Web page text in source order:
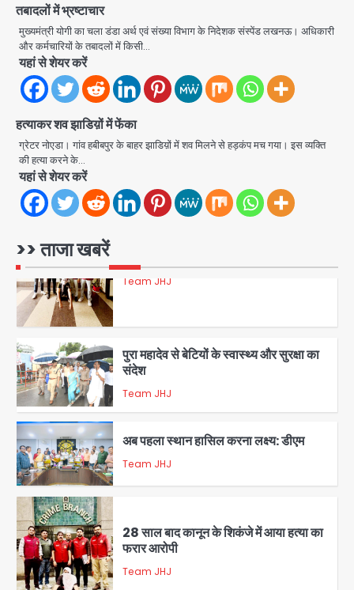
तबादलों में भ्रष्टाचार
मुख्यमंत्री योगी का चला डंडा अर्थ एवं संख्या विभाग के निदेशक संस्पेंड लखनऊ। अधिकारी
और कर्मचारियों के तबादलों में किसी…
यहां से शेयर करें
हत्याकर शव झाडिय़ों में फेंका
ग्रेटर नोएडा। गांव हबीबपुर के बाहर झाडिय़ों में शव मिलने से हड़कंप मच गया। इस व्यक्ति
की हत्या करने के…
यहां से शेयर करें
>> ताजा खबरें
3
4
डबल मर्डर का मुख्य साजिशकर्ता क्राइम ब्रांच
के हत्थे
Team JHJ
5
Team JHJ
1
पुरा महादेव से बेटियों के स्वास्थ्य और सुरक्षा का
संदेश
Team JHJ
2
अब पहला स्थान हासिल करना लक्ष्य: डीएम
Team JHJ
28 साल बाद कानून के शिकंजे में आया हत्या का
फरार आरोपी
Team JHJ